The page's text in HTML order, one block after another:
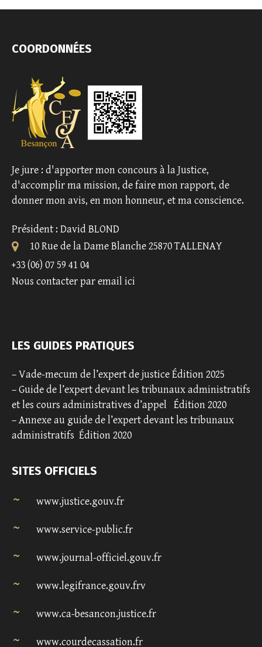
COORDONNÉES
Je jure : d'apporter mon concours à la Justice,
d'accomplir ma mission, de faire mon rapport, de
donner mon avis, en mon honneur, et ma conscience.
Président : David BLOND
10 Rue de la Dame Blanche 25870 TALLENAY
+33 (06) 07 59 41 04
Nous contacter par email ici
LES GUIDES PRATIQUES
–Vade-mecum de l’expert de justice Édition 2025
–Guide de l’expert devant les tribunaux administratifs
et les cours administratives d’appel Édition 2020
–Annexe au guide de l’expert devant les tribunaux
administratifs Édition 2020
SITES OFFICIELS
www.justice.gouv.fr
www.service-public.fr
www.journal-officiel.gouv.fr
www.legifrance.gouv.frv
www.ca-besancon.justice.fr
www.courdecassation.fr